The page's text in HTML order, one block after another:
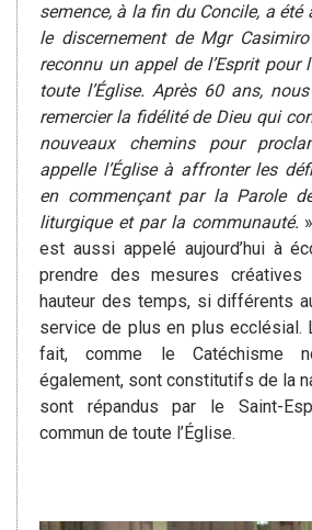
semence, à la fin du Concile, a été
le discernement de Mgr
reconnu un appel de l’Esprit pour
toute l’Église. Après 60 ans,
remercier la fidélité de Dieu qui
nouveaux chemins pour
appelle l’Église à affronter les
en commençant par la Parole
liturgique et par la communauté.
est aussi appelé aujourd’hui à
prendre des mesures
hauteur des temps, si différents
service de plus en plus ecclésial.
fait, comme le Catéchisme
également, sont constitutifs de la
sont répandus par le Saint-
commun de toute l’Église.